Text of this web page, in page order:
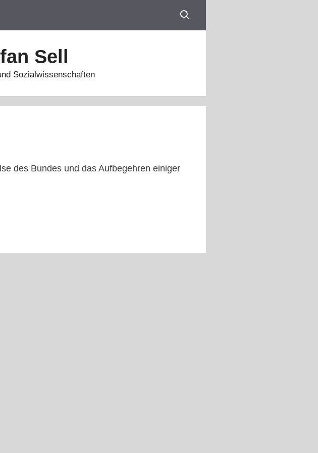
Sell
Sozialwissenschaften
des Bundes und das Aufbegehren einiger